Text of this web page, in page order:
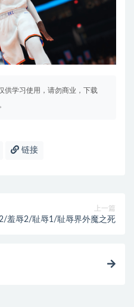
供学习使用，请勿商业，下载
链接
上一篇
羞辱2/耻辱1/耻辱界外魔之死